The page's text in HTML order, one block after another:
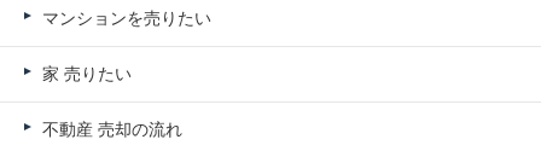
マンションを売りたい
家 売りたい
不動産 売却の流れ